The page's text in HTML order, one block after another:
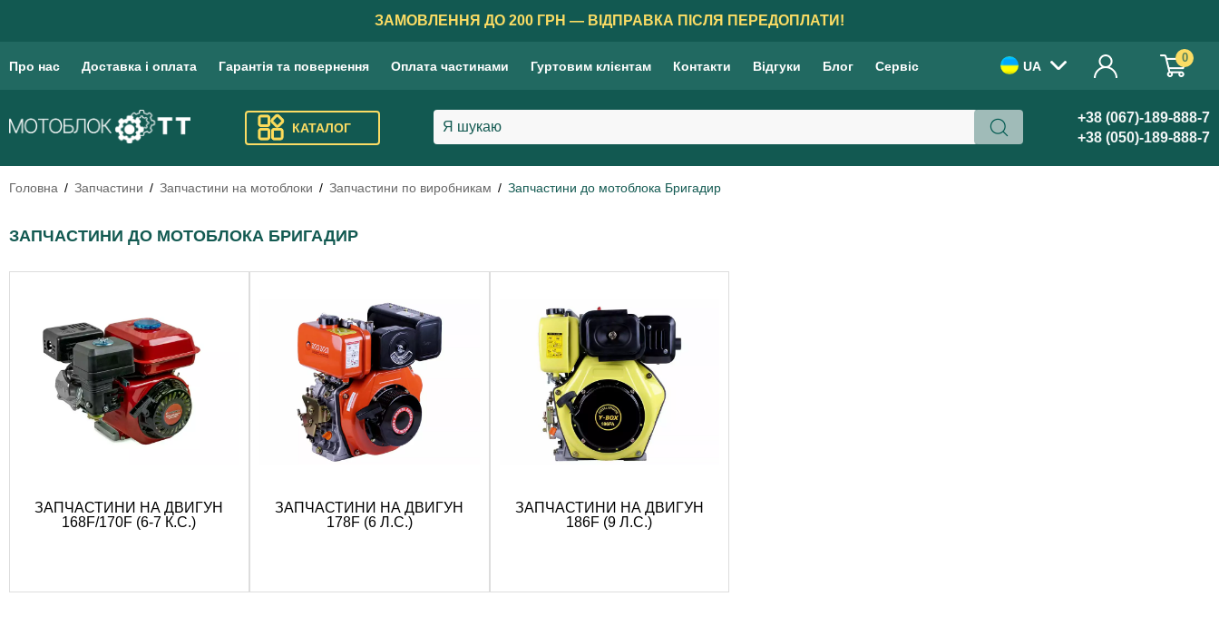
ЗАМОВЛЕННЯ ДО 200 ГРН — ВІДПРАВКА ПІСЛЯ ПЕРЕДОПЛАТИ!
Про нас Доставка і оплата Гарантія та повернення Оплата частинами Гуртовим клієнтам Контакти Відгуки Блог Сервіс UA
0
КАТАЛОГ
+38 (067)-189-888-7
+38 (050)-189-888-7
Головна Запчастини Запчастини на мотоблоки Запчастини по виробникам Запчастини до мотоблока Бригадир
ЗАПЧАСТИНИ ДО МОТОБЛОКА БРИГАДИР
ЗАПЧАСТИНИ НА ДВИГУН
168F/170F (6-7 К.С.)
ЗАПЧАСТИНИ НА ДВИГУН
178F (6 Л.С.)
ЗАПЧАСТИНИ НА ДВИГУН
186F (9 Л.С.)